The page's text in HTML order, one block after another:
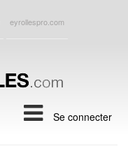
eyrollespro.com
Se connecter